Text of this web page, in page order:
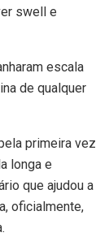
swell e
escala
de qualquer
primeira vez
longa e
que ajudou a
oficialmente,